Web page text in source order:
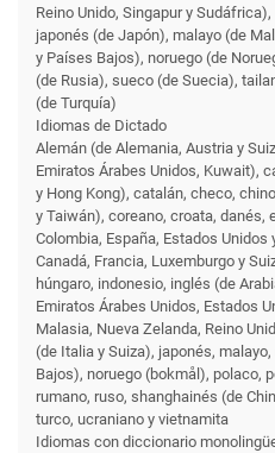
Reino Unido, Singapur y
japonés (de Japón), malayo (de
y Países Bajos), noruego (de
(de Rusia), sueco (de Suecia),
(de Turquía)
Idiomas de Dictado
Alemán (de Alemania, Austria y
Emiratos Árabes Unidos, Kuwait),
y Hong Kong), catalán, checo,
y Taiwán), coreano, croata, danés,
Colombia, España, Estados
Canadá, Francia, Luxemburgo y
húngaro, indonesio, inglés (de
Emiratos Árabes Unidos, Estados
Malasia, Nueva Zelanda, Reino
(de Italia y Suiza), japonés,
Bajos), noruego (bokmål), polaco,
rumano, ruso, shanghainés (de
turco, ucraniano y vietnamita
Idiomas con diccionario